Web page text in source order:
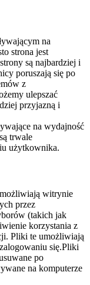
na
strona jest
są najbardziej i
poruszają się po
z
ulepszać
przyjazną i
na wydajność
trwale
użytkownika.
witrynie
przez
(takich jak
korzystania z
Pliki te umożliwiają
się.Pliki
po
na komputerze